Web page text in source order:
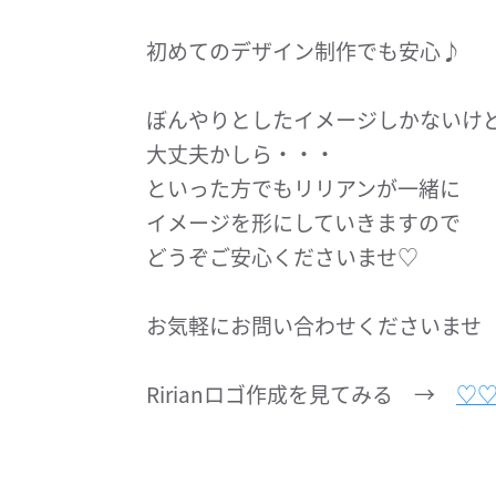
初めてのデザイン制作でも安心♪
ぼんやりとしたイメージしかないけ
大丈夫かしら・・・
といった方でもリリアンが一緒に
イメージを形にしていきますので
どうぞご安心くださいませ♡
お気軽にお問い合わせくださいませ
Ririanロゴ作成を見てみる →